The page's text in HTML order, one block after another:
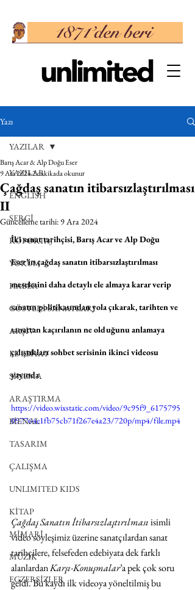
Yazı
YAZILAR
ENGLISH
SERGİ
RÖPORTAJ
YORUM
HABER
GÖSTERİ SANATLARI
ARŞİV
EDEBİYAT
SİNEMA
ARAŞTIRMA
BİENAL
TASARIM
ÇALIŞMA
UNLIMITED KIDS
KİTAP
MİMARİ
MÜZİK
EGZERSİZLER
YAZILAR
Çağdaş sanatın itibarsızlaştırılması
II
Barış Acar & Alp Doğu Eser
9 Ara 20242 dakikada okunur
Güncelleme tarihi: 9 Ara 2024
İki sanat tarihçisi, Barış Acar ve Alp Doğu
Eser’in çağdaş sanatın itibarsızlaştırılması
meselesini daha detaylı ele almaya karar verip
sanatın politikasından yola çıkarak, tarihten ve
sanattan kaçırılanın ne olduğunu anlamaya
çalıştıkları sohbet serisinin ikinci videosu
yayında
https://video.wixstatic.com/video/9c95f9_6175795
097764e1fb75cb71f267e4a23/720p/mp4/file.mp4
Çağdaş Sanatın İtibarsızlaştırılması isimli
video söyleşimiz üzerine sanatçılardan sanat
tarihçilere, felsefeden edebiyata dek farklı
alanlardan Karşı-Konuşmalar’a pek çok soru
geldi. Bu kaydı ilk videoya yöneltilmiş bu